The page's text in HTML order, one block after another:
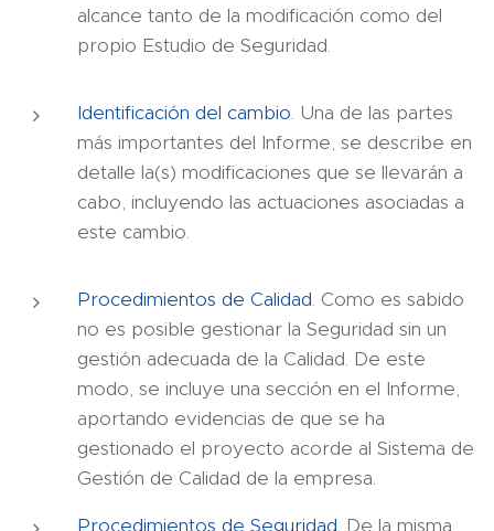
alcance tanto de la modificación como del
propio Estudio de Seguridad.
Identificación del cambio. Una de las partes
más importantes del Informe, se describe en
detalle la(s) modificaciones que se llevarán a
cabo, incluyendo las actuaciones asociadas a
este cambio.
Procedimientos de Calidad. Como es sabido
no es posible gestionar la Seguridad sin un
gestión adecuada de la Calidad. De este
modo, se incluye una sección en el Informe,
aportando evidencias de que se ha
gestionado el proyecto acorde al Sistema de
Gestión de Calidad de la empresa.
Procedimientos de Seguridad. De la misma